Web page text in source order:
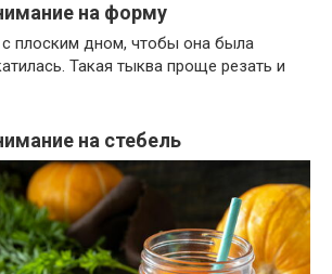
на форму
плоским дном, чтобы она была
Такая тыква проще резать и
на стебель